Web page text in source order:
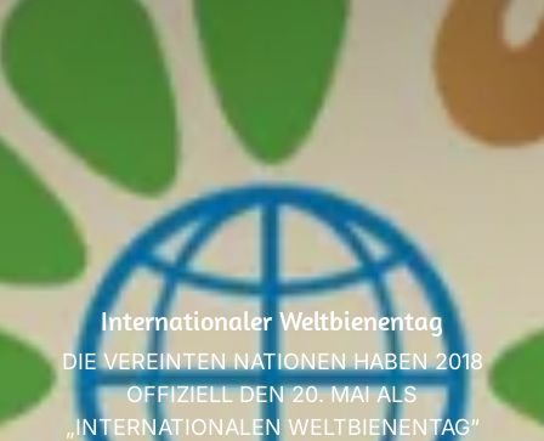
Internationaler Weltbienentag
DIE VEREINTEN NATIONEN HABEN 2018
OFFIZIELL DEN 20. MAI ALS
„INTERNATIONALEN WELTBIENENTAG“